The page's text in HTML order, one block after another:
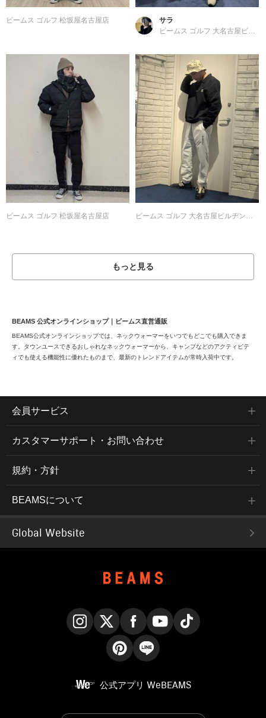
ビームス ゴルフ 松坂屋名古屋店
サラ
ビームス ゴルフ 松坂屋名古屋店
もっと見る
BEAMS 公式オンラインショップ｜ビームス直営通販
BEAMS公式オンラインショップでは、ネックウォーマーをいつでもどこでも購入できま
す。タウンユースできるおしゃれなネックウォーマーから、キャンプなどのアクティビテ
ィでも使える機能性に優れたものまで、最新のトレンドアイテムが常時入荷中です。
会員サービス
カスタマーサポート・お問い合わせ
規約・方針
BEAMSについて
Global Website
公式アプリ WeBEAMS